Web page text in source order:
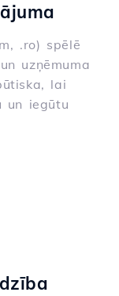
.ro) spēlē
uzņēmuma
lai
un iegūtu